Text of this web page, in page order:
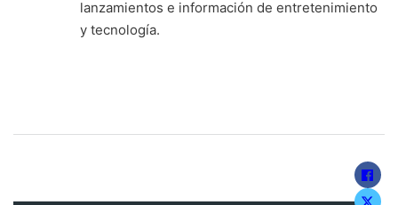
lanzamientos e información de entretenimiento
y tecnología.